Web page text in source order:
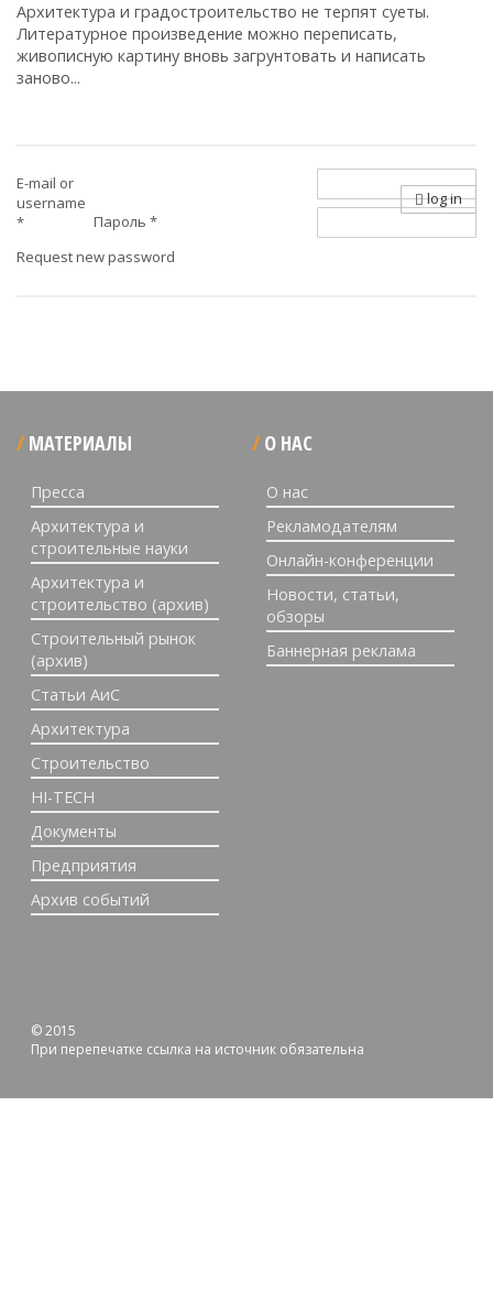
Архитектура и градостроительство не терпят суеты.
Литературное произведение можно переписать,
живописную картину вновь загрунтовать и написать
заново...
E-mail or
username
*
Пароль *
Request new password
log in
МАТЕРИАЛЫ
Пресса
Архитектура и
строительные науки
Архитектура и
строительство (архив)
Строительный рынок
(архив)
Статьи АиС
Архитектура
Строительство
HI-TECH
Документы
Предприятия
Архив событий
О НАС
О нас
Рекламодателям
Онлайн-конференции
Новости, статьи,
обзоры
Баннерная реклама
© 2015
При перепечатке ссылка на источник обязательна